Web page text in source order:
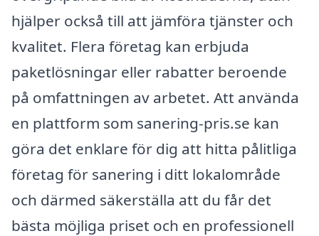
hjälper också till att jämföra tjänster och
kvalitet. Flera företag kan erbjuda
paketlösningar eller rabatter beroende
på omfattningen av arbetet. Att använda
en plattform som sanering-pris.se kan
göra det enklare för dig att hitta pålitliga
företag för sanering i ditt lokalområde
och därmed säkerställa att du får det
bästa möjliga priset och en professionell